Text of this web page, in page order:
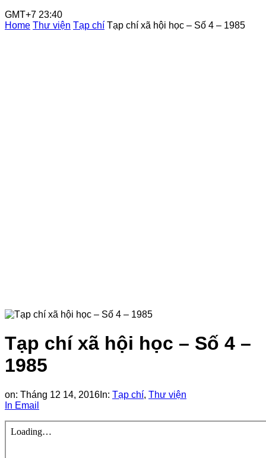
GMT+7 23:40
Home Thư viện Tạp chí Tạp chí xã hội học – Số 4 – 1985
Tạp chí xã hội học – Số 4 –
1985
on: Tháng 12 14, 2016 In: Tạp chí, Thư viện
In Email